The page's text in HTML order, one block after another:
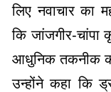
लिए नवाचार का
कि जांजगीर-चांपा
आधुनिक तकनीक
उन्होंने कहा कि